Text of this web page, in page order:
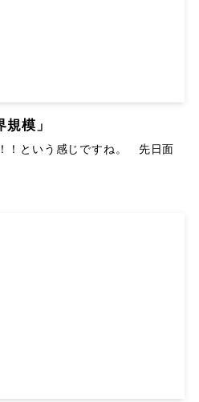
模」
！という感じですね。 先日面